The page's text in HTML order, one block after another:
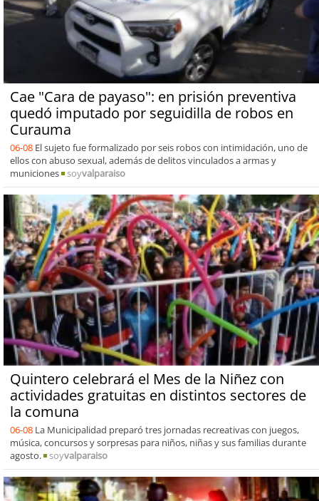
Cae "Cara de payaso": en prisión preventiva
quedó imputado por seguidilla de robos en
Curauma
06-08 El sujeto fue formalizado por seis robos con intimidación, uno de
ellos con abuso sexual, además de delitos vinculados a armas y
municiones
soyvalparaiso
Quintero celebrará el Mes de la Niñez con
actividades gratuitas en distintos sectores de
la comuna
06-08 La Municipalidad preparó tres jornadas recreativas con juegos,
música, concursos y sorpresas para niños, niñas y sus familias durante
agosto.
soyvalparaiso